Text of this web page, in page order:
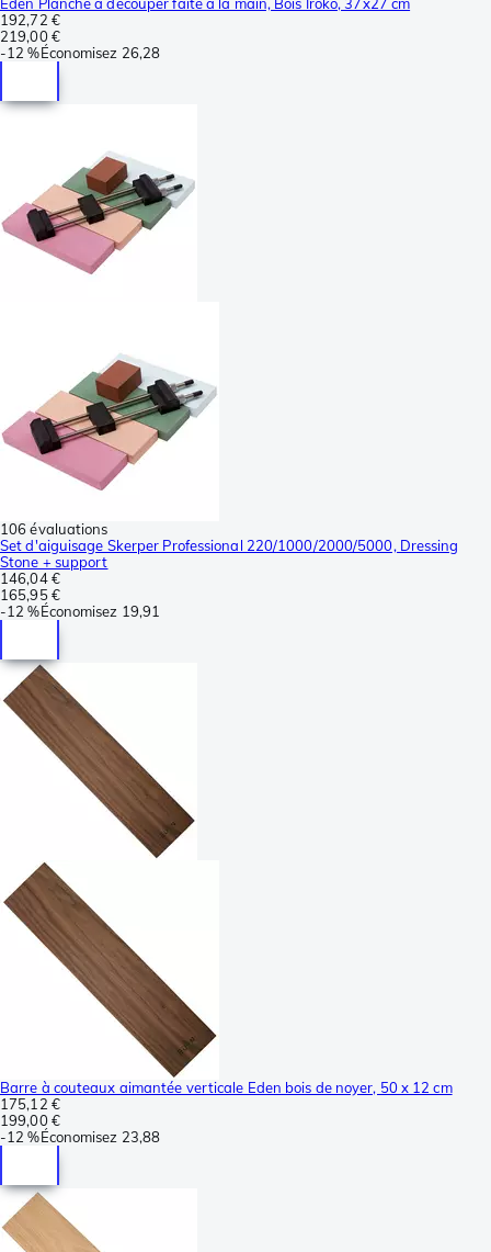
192,72 €
219,00 €
-12 %Économisez 26,28
106 évaluations
Set d'aiguisage Skerper Professional 220/1000/2000/5000, Dressing
Stone + support
146,04 €
165,95 €
-12 %Économisez 19,91
Barre à couteaux aimantée verticale Eden bois de noyer, 50 x 12 cm
175,12 €
199,00 €
-12 %Économisez 23,88